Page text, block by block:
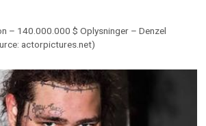
– 140.000.000 $ Oplysninger – Denzel
actorpictures.net)